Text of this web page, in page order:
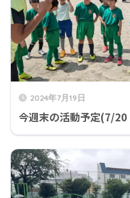
2024年7月19日
今週末の活動予定(7/